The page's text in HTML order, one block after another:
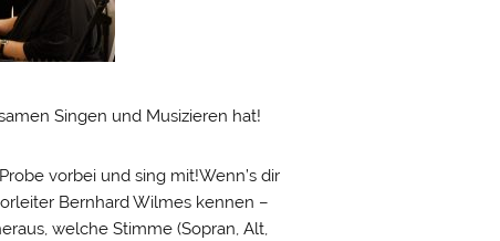
Singen und Musizieren hat!
vorbei und sing mit!Wenn’s dir
Bernhard Wilmes kennen –
welche Stimme (Sopran, Alt,